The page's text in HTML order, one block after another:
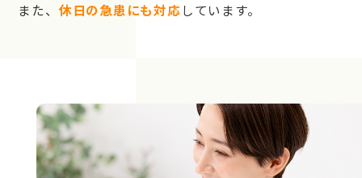
また、 休日の急患にも対応しています。